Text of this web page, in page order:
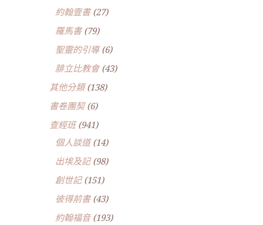
約翰壹書(27)
羅馬書(79)
聖靈的引導(6)
腓立比教會(43)
其他分類(138)
書卷團契(6)
查經班(941)
個人談道(14)
出埃及記(98)
創世記(151)
彼得前書(43)
約翰福音(193)